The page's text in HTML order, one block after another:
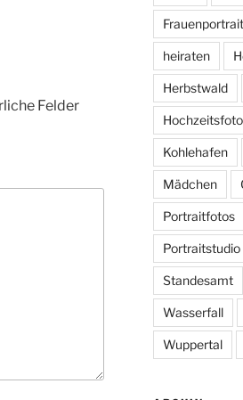
Felder
Frauenportrait
heiraten
Herbstwald
Kohlehafen
Mädchen
Portraitfotos
Portraitstudio
Standesamt
Wasserfall
Wuppertal